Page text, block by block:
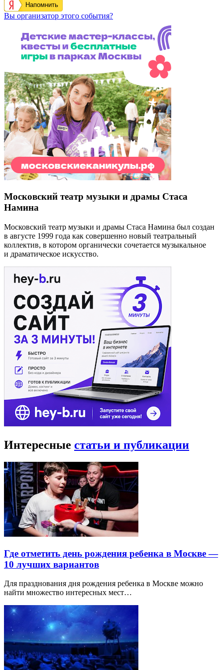
Напомнить
Вы организатор этого события?
Московский театр музыки и драмы Стаса
Намина
Московский театр музыки и драмы Стаса Намина был создан
в августе 1999 года как совершенно новый театральный
коллектив, в котором органически сочетается музыкальное
и драматическое искусство.
Интересные статьи и публикации
Где отметить день рождения ребенка в Москве —
10 лучших вариантов
Для празднования дня рождения ребенка в Москве можно
найти множество интересных мест…